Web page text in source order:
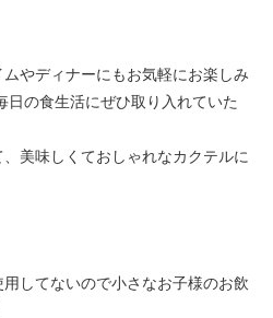
やディナーにもお気軽にお楽しみ
日の食生活にぜひ取り入れていた
美味しくておしゃれなカクテルに
してないので小さなお子様のお飲